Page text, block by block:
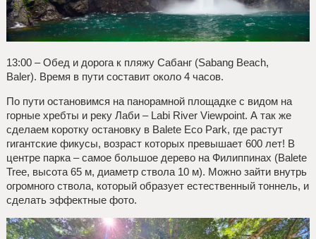
13:00 – Обед и дорога к пляжу Сабанг (Sabang Beach,
Baler). Время в пути составит около 4 часов.
По пути остановимся на панорамной площадке с видом на
горные хребты и реку Лаби – Labi River Viewpoint. А так же
сделаем коротку остановку в Balete Eco Park, где растут
гигантские фикусы, возраст которых превышает 600 лет! В
центре парка – самое большое дерево на Филиппинах (Balete
Tree, высота 65 м, диаметр ствола 10 м). Можно зайти внутрь
огромного ствола, который образует естественный тоннель, и
сделать эффектные фото.